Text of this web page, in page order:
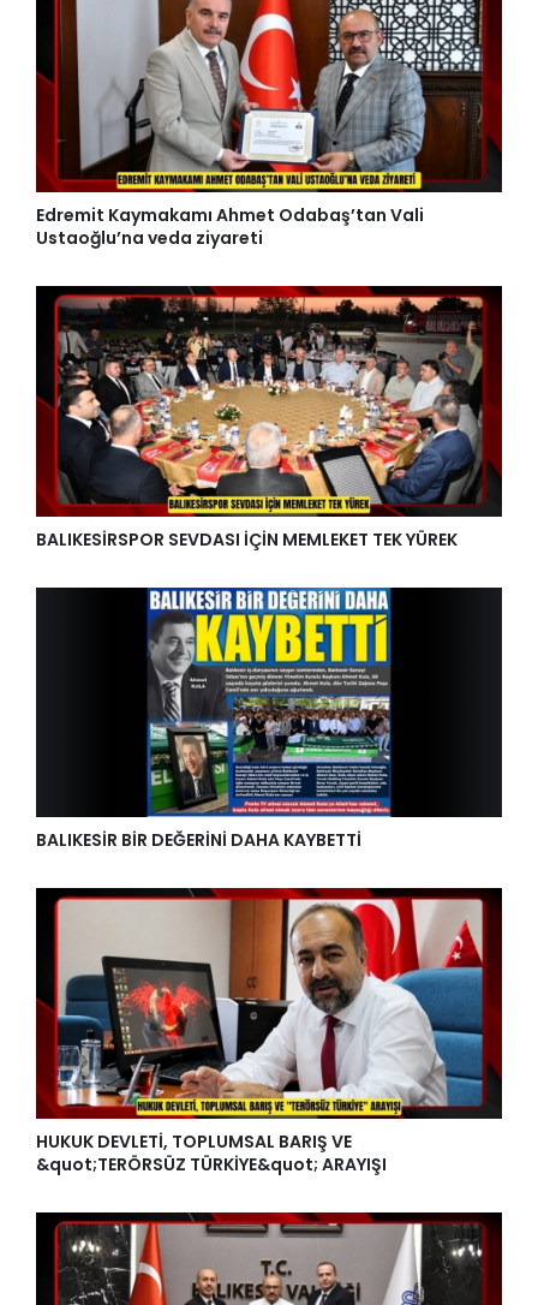
Edremit Kaymakamı Ahmet Odabaş’tan Vali
Ustaoğlu’na veda ziyareti
BALIKESİRSPOR SEVDASI İÇİN MEMLEKET TEK YÜREK
BALIKESİR BİR DEĞERİNİ DAHA KAYBETTİ
HUKUK DEVLETİ, TOPLUMSAL BARIŞ VE
&quot;TERÖRSÜZ TÜRKİYE&quot; ARAYIŞI